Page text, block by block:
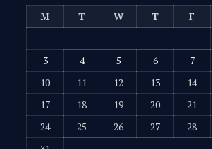
M
T W T F
3
4 5 6 7
10
11 12 13 14
17
18 19 20 21
24
25 26 27 28